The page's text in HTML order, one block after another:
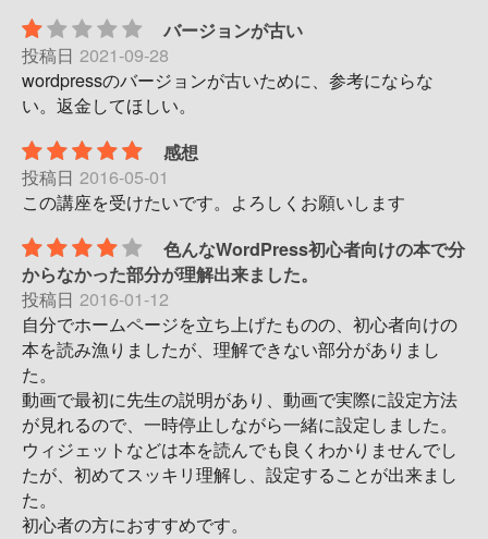
バージョンが古い
投稿日 2021-09-28
wordpressのバージョンが古いために、参考にならな
い。返金してほしい。
感想
投稿日 2016-05-01
この講座を受けたいです。よろしくお願いします
色んなWordPress初心者向けの本で分
からなかった部分が理解出来ました。
投稿日 2016-01-12
自分でホームページを立ち上げたものの、初心者向けの
本を読み漁りましたが、理解できない部分がありまし
た。
動画で最初に先生の説明があり、動画で実際に設定方法
が見れるので、一時停止しながら一緒に設定しました。
ウィジェットなどは本を読んでも良くわかりませんでし
たが、初めてスッキリ理解し、設定することが出来まし
た。
初心者の方におすすめです。